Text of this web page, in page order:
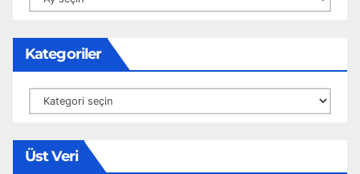
Kategoriler
Kategoriler
Üst Veri